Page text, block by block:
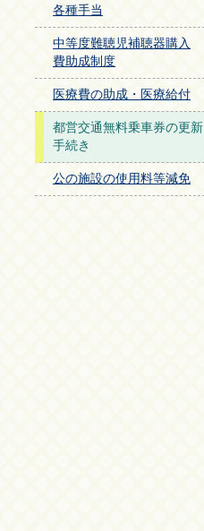
各種手当
中等度難聴児補聴器購入
費助成制度
医療費の助成・医療給付
都営交通無料乗車券の更新
手続き
公の施設の使用料等減免